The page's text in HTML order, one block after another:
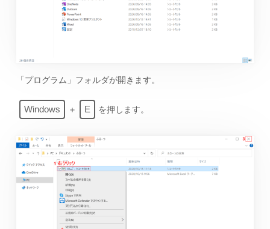
「プログラム」フォルダが開きます。
Windows ＋ E を押します。